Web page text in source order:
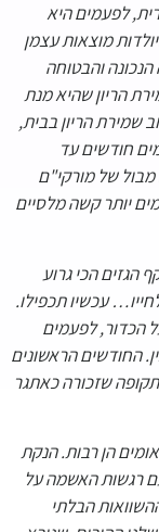
לפעמים היא
מוצאות עצמן
והבטוחה
הריון שהיא מנת
שמירת הריון בבית,
חודשים עד
של מורקי"ם
יותר קשה מלסיים
הגזים הכי גרוע
עכשיו תכפילו.
הכדור, לפעמים
החודשים הראשונים
שזכורה כאתגר
הן רבות. הנקת
רגשות האשמה על
הבלתי